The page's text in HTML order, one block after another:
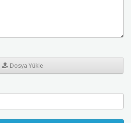
Dosya Yükle